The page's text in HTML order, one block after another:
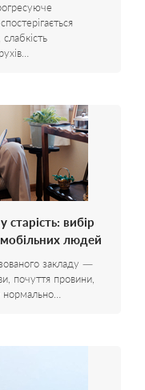
старість: вибір
людей
закладу —
почуття провини,